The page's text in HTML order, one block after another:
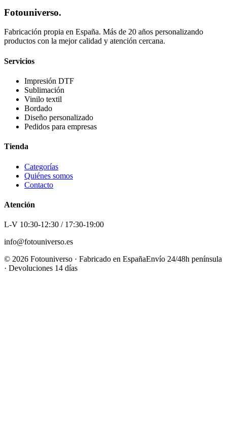
Fotouniverso.
Fabricación propia en España. Más de 20 años personalizando
productos con la mejor calidad y atención cercana.
Servicios
Impresión DTF
Sublimación
Vinilo textil
Bordado
Diseño personalizado
Pedidos para empresas
Tienda
Categorías
Quiénes somos
Contacto
Atención
L-V 10:30-12:30 / 17:30-19:00
info@fotouniverso.es
© 2026 Fotouniverso · Fabricado en EspañaEnvío 24/48h península
· Devoluciones 14 días